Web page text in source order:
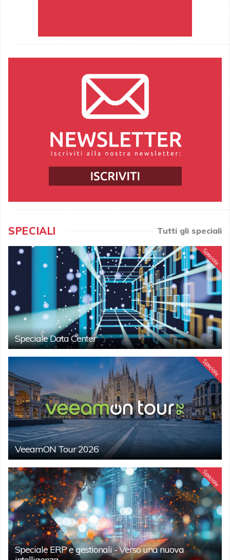
SPECIALI Tutti gli speciali
Speciale
Speciale Data Center
Speciale
VeeamON Tour 2026
Speciale
Speciale ERP e gestionali - Verso una nuova